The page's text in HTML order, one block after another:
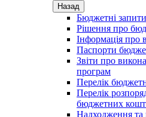
Назад
Бюджетні запити
Рішення про
Інформація про
Паспорти
Звіти про
програм
Перелік
Перелік
бюджетних
Надходження та